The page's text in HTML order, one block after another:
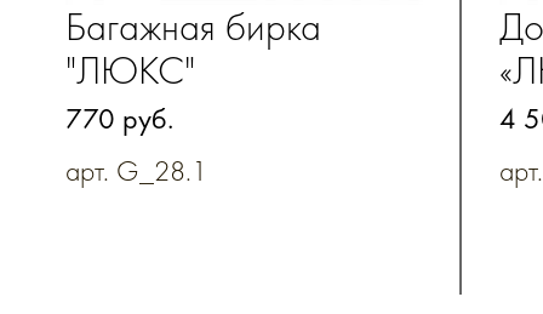
Багажная бирка
"ЛЮКС"
770 руб.
арт. G_28.1
4